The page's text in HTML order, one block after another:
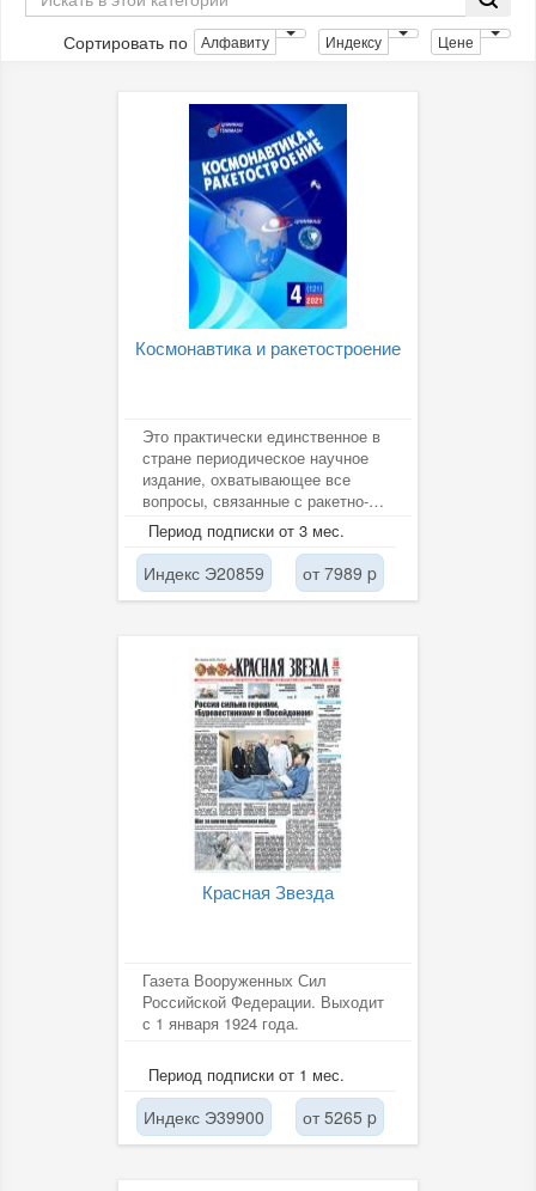
Сортировать по Алфавиту Индексу Цене
Космонавтика и ракетостроение
Это практически единственное в
стране периодическое научное
издание, охватывающее все
вопросы, связанные с ракетно-
космической техникой: от...
Период подписки от 3 мес.
Индекс Э20859 от 7989 p
Красная Звезда
Газета Вооруженных Сил
Российской Федерации. Выходит
с 1 января 1924 года.
Период подписки от 1 мес.
Индекс Э39900 от 5265 p